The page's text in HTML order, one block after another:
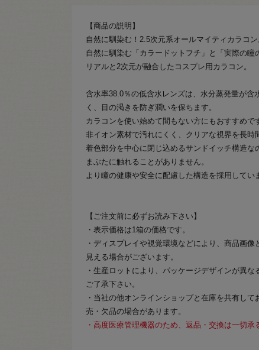
【商品の説明】
自然に馴染む！2.5次元系オールマイティカラコン
自然に馴染む「カラードットフチ」と「実際の瞳
リアルと2次元が融合したコスプレ用カラコン。
含水率38.0％の低含水レンズは、水分蒸発量が含
く、目の渇きを防ぎ潤いを保ちます。
カラコンを使い始めて間もない方にもおすすめで
非イオン素材で汚れにくく、クリアな視界を長時
着色部分を中心に閉じ込めるサンドイッチ構造な
まぶたに触れることがありません。
より瞳の健康や安全に配慮した構造を採用してい
【ご注文前に必ずお読み下さい】
・表示価格は1箱の価格です。
・ディスプレイや視覚環境などにより、商品画像
見える場合がございます。
・生産ロットにより、パッケージデザインが異な
ご了承下さい。
・当社の他オンラインショップと在庫を共有し
売・欠品の場合があります。
・高度医療管理機器のため、返品・交換は一切承